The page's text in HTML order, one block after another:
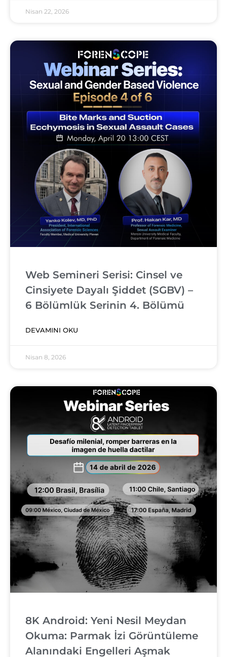
Nisan 22, 2026
Web Semineri Serisi: Cinsel ve
Cinsiyete Dayalı Şiddet (SGBV) –
6 Bölümlük Serinin 4. Bölümü
DEVAMINI OKU
Nisan 8, 2026
8K Android: Yeni Nesil Meydan
Okuma: Parmak İzi Görüntüleme
Alanındaki Engelleri Aşmak